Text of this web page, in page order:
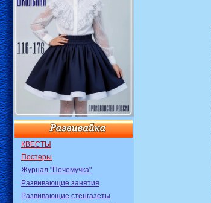
КВЕСТЫ
Постеры
Журнал "Почемучка"
Развивающие занятия
Развивающие стенгазеты